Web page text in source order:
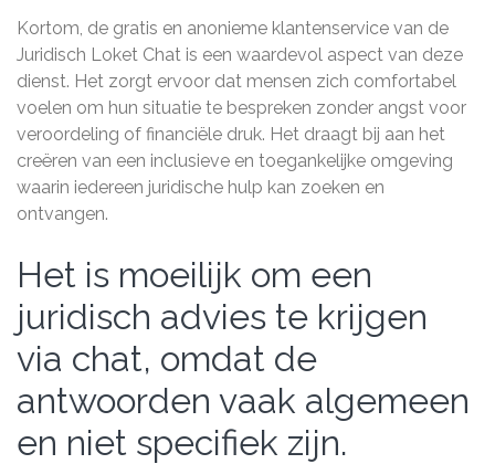
Kortom, de gratis en anonieme klantenservice van de
Juridisch Loket Chat is een waardevol aspect van deze
dienst. Het zorgt ervoor dat mensen zich comfortabel
voelen om hun situatie te bespreken zonder angst voor
veroordeling of financiële druk. Het draagt bij aan het
creëren van een inclusieve en toegankelijke omgeving
waarin iedereen juridische hulp kan zoeken en
ontvangen.
Het is moeilijk om een
juridisch advies te krijgen
via chat, omdat de
antwoorden vaak algemeen
en niet specifiek zijn.